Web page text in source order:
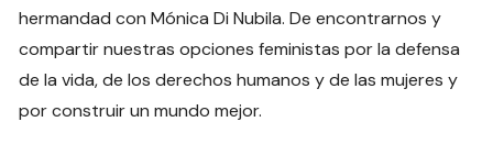
hermandad con Mónica Di Nubila. De encontrarnos y
compartir nuestras opciones feministas por la defensa
de la vida, de los derechos humanos y de las mujeres y
por construir un mundo mejor.